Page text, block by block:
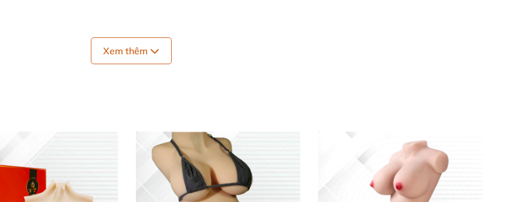
Nhật Bản
manga/anime được thiết kế vừa là vật trang trí phòng ngủ độc đáo
, vừa là trợ thủ đắc lực
Xem thêm